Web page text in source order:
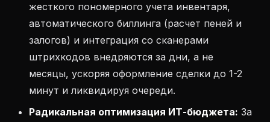
жесткого пономерного учета инвентаря,
автоматического биллинга (расчет пеней и
залогов) и интеграция со сканерами
штрихкодов внедряются за дни, а не
месяцы, ускоряя оформление сделки до 1-2
минут и ликвидируя очереди.
Радикальная оптимизация ИТ-бюджета: За